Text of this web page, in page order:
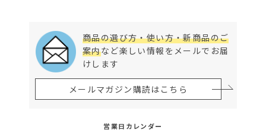
商品の選び方・使い方・新商品のご
案内など楽しい情報をメールでお届
けします
メールマガジン購読はこちら
営業日カレンダー